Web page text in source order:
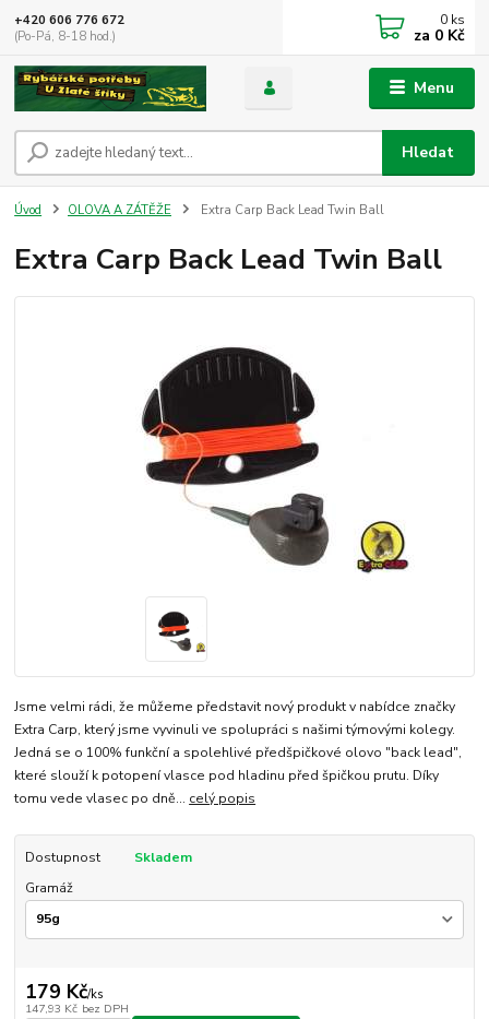
Menu
Hledat
+420 606 776 672
(Po-Pá, 8-18 hod.)
0 ks
za 0 Kč
Úvod OLOVA A ZÁTĚŽE Extra Carp Back Lead Twin Ball
Extra Carp Back Lead Twin Ball
Jsme velmi rádi, že můžeme představit nový produkt v nabídce značky
Extra Carp, který jsme vyvinuli ve spolupráci s našimi týmovými kolegy.
Jedná se o 100% funkční a spolehlivé předšpičkové olovo "back lead",
které slouží k potopení vlasce pod hladinu před špičkou prutu. Díky
tomu vede vlasec po dně... celý popis
Dostupnost
Skladem
Gramáž
179 Kč/ks
147,93 Kč bez DPH